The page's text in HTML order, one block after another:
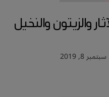
والنخيل